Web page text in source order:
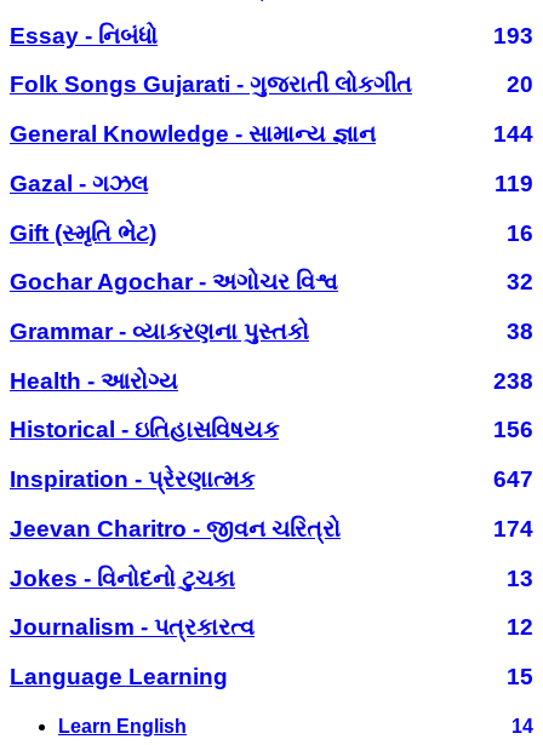
Essay - નિબંધો
193
Folk Songs Gujarati - ગુજરાતી લોકગીત
20
General Knowledge - સામાન્ય જ્ઞાન
144
Gazal - ગઝલ
119
Gift (સ્મૃતિ ભેટ)
16
Gochar Agochar - અગોચર વિશ્વ
32
Grammar - વ્યાકરણના પુસ્તકો
38
Health - આરોગ્ય
238
Historical - ઇતિહાસવિષયક
156
Inspiration - પ્રેરણાત્મક
647
Jeevan Charitro - જીવન ચરિત્રો
174
Jokes - વિનોદનો ટુચકા
13
Journalism - પત્રકારત્વ
12
Language Learning
15
Learn English 14